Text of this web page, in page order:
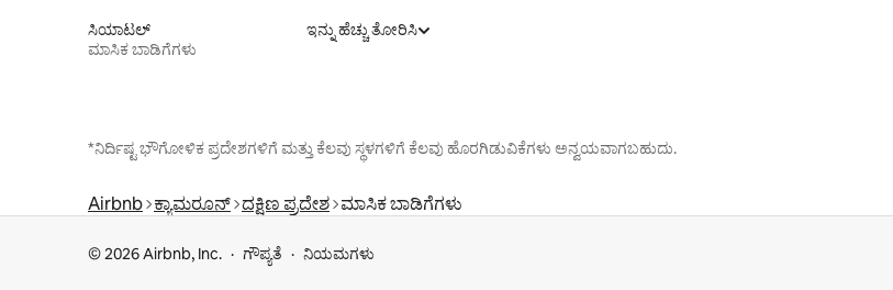
ಸಿಯಾಟಲ್
ಮಾಸಿಕ ಬಾಡಿಗೆಗಳು
ಇನ್ನು ಹೆಚ್ಚು ತೋರಿಸಿ
*ನಿರ್ದಿಷ್ಟ ಭೌಗೋಳಿಕ ಪ್ರದೇಶಗಳಿಗೆ ಮತ್ತು ಕೆಲವು ಸ್ಥಳಗಳಿಗೆ ಕೆಲವು ಹೊರಗಿಡುವಿಕೆಗಳು ಅನ್ವಯವಾಗಬಹುದು.
Airbnb ಕ್ಯಾಮರೂನ್ ದಕ್ಷಿಣ ಪ್ರದೇಶ ಮಾಸಿಕ ಬಾಡಿಗೆಗಳು
© 2026 Airbnb, Inc. ಗೌಪ್ಯತೆ ನಿಯಮಗಳು